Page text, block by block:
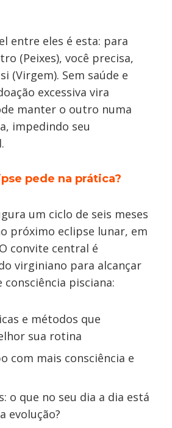
entre eles é esta: para
(Peixes), você precisa,
(Virgem). Sem saúde e
excessiva vira
manter o outro numa
impedindo seu
pede na prática?
um ciclo de seis meses
próximo eclipse lunar, em
convite central é
virginiano para alcançar
consciência pisciana:
e métodos que
sua rotina
com mais consciência e
o que no seu dia a dia está
evolução?